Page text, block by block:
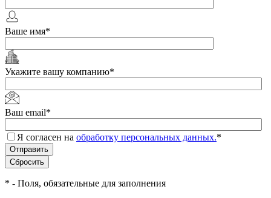
Ваше имя*
Укажите вашу компанию*
Ваш email*
Я согласен на обработку персональных данных.*
* - Поля, обязательные для заполнения